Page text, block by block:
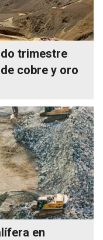
trimestre
cobre y oro
en